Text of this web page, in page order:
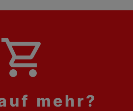
shopping_cart
mehr?